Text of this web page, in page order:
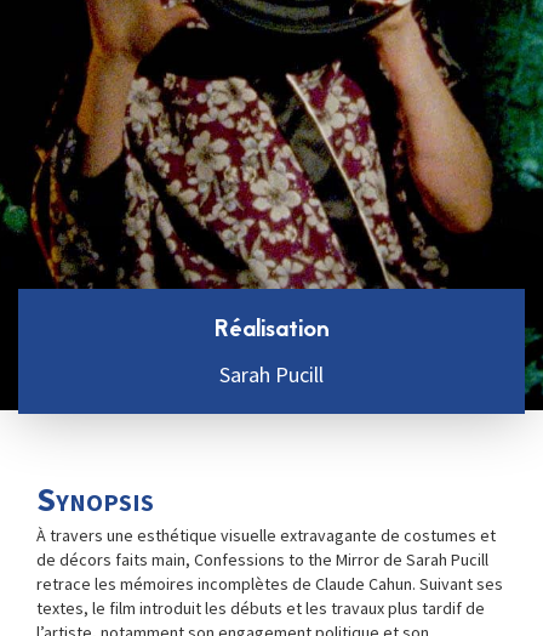
Réalisation
Sarah Pucill
Synopsis
À travers une esthétique visuelle extravagante de costumes et
de décors faits main, Confessions to the Mirror de Sarah Pucill
retrace les mémoires incomplètes de Claude Cahun. Suivant ses
textes, le film introduit les débuts et les travaux plus tardif de